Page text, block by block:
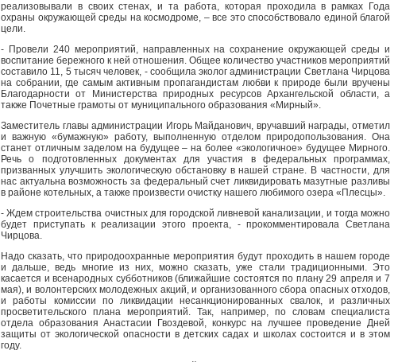
реализовывали в своих стенах, и та работа, которая проходила в рамках Года
охраны окружающей среды на космодроме, – все это способствовало единой благой
цели.
- Провели 240 мероприятий, направленных на сохранение окружающей среды и
воспитание бережного к ней отношения. Общее количество участников мероприятий
составило 11, 5 тысяч человек, - сообщила эколог администрации Светлана Чирцова
на собрании, где самым активным пропагандистам любви к природе были вручены
Благодарности от Министерства природных ресурсов Архангельской области, а
также Почетные грамоты от муниципального образования «Мирный».
Заместитель главы администрации Игорь Майданович, вручавший награды, отметил
и важную «бумажную» работу, выполненную отделом природопользования. Она
станет отличным заделом на будущее – на более «экологичное» будущее Мирного.
Речь о подготовленных документах для участия в федеральных программах,
призванных улучшить экологическую обстановку в нашей стране. В частности, для
нас актуальна возможность за федеральный счет ликвидировать мазутные разливы
в районе котельных, а также произвести очистку нашего любимого озера «Плесцы».
- Ждем строительства очистных для городской ливневой канализации, и тогда можно
будет приступать к реализации этого проекта, - прокомментировала Светлана
Чирцова.
Надо сказать, что природоохранные мероприятия будут проходить в нашем городе
и дальше, ведь многие из них, можно сказать, уже стали традиционными. Это
касается и всенародных субботников (ближайшие состоятся по плану 29 апреля и 7
мая), и волонтерских молодежных акций, и организованного сбора опасных отходов,
и работы комиссии по ликвидации несанкционированных свалок, и различных
просветительского плана мероприятий. Так, например, по словам специалиста
отдела образования Анастасии Гвоздевой, конкурс на лучшее проведение Дней
защиты от экологической опасности в детских садах и школах состоится и в этом
году.